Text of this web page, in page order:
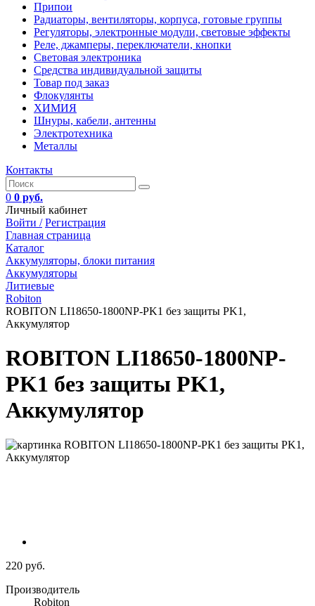
Припои
Радиаторы, вентиляторы, корпуса, готовые группы
Регуляторы, электронные модули, световые эффекты
Реле, джамперы, переключатели, кнопки
Световая электроника
Средства индивидуальной защиты
Товар под заказ
Флокулянты
ХИМИЯ
Шнуры, кабели, антенны
Электротехника
Металлы
Контакты
0 0 руб.
Личный кабинет
Войти / Регистрация
Главная страница
Каталог
Аккумуляторы, блоки питания
Аккумуляторы
Литиевые
Robiton
ROBITON LI18650-1800NP-PK1 без защиты PK1,
Аккумулятор
ROBITON LI18650-1800NP-
PK1 без защиты PK1,
Аккумулятор
220 руб.
Производитель
Robiton